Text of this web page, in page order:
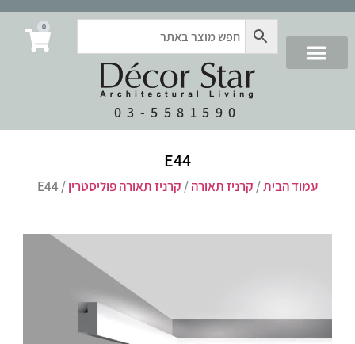
03-5581590
0
E44
עמוד הבית/ קרניז תאורה/ קרניז תאורה פוליסטרין/ E44